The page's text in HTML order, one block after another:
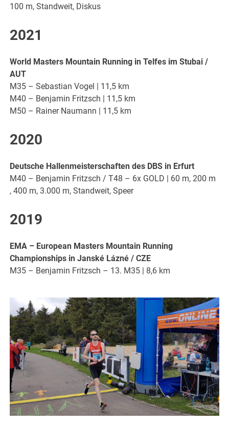
100 m, Standweit, Diskus
2021
World Masters Mountain Running in Telfes im Stubai /
AUT
M35 – Sebastian Vogel | 11,5 km
M40 – Benjamin Fritzsch | 11,5 km
M50 – Rainer Naumann | 11,5 km
2020
Deutsche Hallenmeisterschaften des DBS in Erfurt
M40 – Benjamin Fritzsch / T48 – 6x GOLD | 60 m, 200 m
, 400 m, 3.000 m, Standweit, Speer
2019
EMA – European Masters Mountain Running
Championships in Janské Lázné / CZE
M35 – Benjamin Fritzsch – 13. M35 | 8,6 km